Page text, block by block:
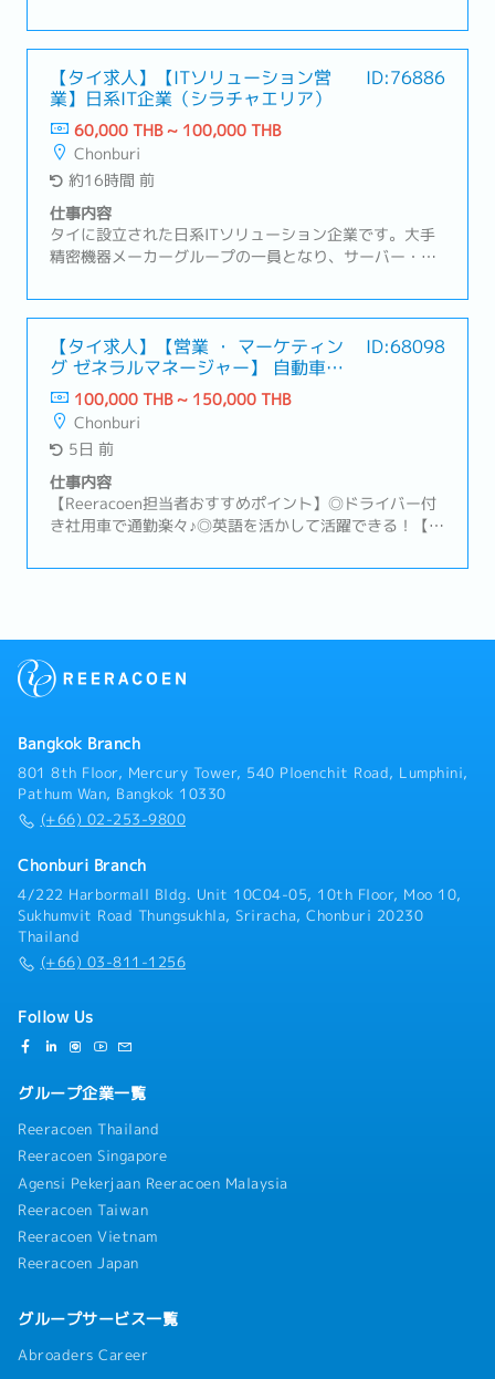
内容】・営業組織の数字管理およびチームマネジメン
ト・拡販に向けた戦略や戦術の立案・顧客訪問、リレー
ションシップの構築および維持・新規顧客の開拓および
既存顧客のフォローアップ・タイ法人の経営陣への報告
および解決に向けての議論・必要に応じた本社へのレポ
ート作成
【タイ求人】【ITソリューション営
業】日系IT企業（シラチャエリア）
ID:76886
60,000 THB ~ 100,000 THB
Chonburi
約16時間 前
仕事内容
タイに設立された日系ITソリューション企業です。大手
精密機器メーカーグループの一員となり、サーバー・
トワーク・セキュリティ構築、生産管理・会計・経理・
給与システムなどの業務システム、ERP、IoT、スマート
ファクトリーの導入・運用、さらには保守・メンテナン
スまでワンストップで提供しています。製造業を中心と
した企業のDX推進を支援し、幅広いITソリューションを
通じてお客様の業務効率化や生産性向上に貢献していま
す。今回は、さらなる事業拡大に伴い、営業職として活
躍いただける方を募集しています。【仕事内容】・既存
顧客のシステムサポートや新規顧客へのサービス導入提
案・業務改善やシステム化改善のパッケージ提案・顧客
の抱える問題やご要望をヒアリング、最適な解決策の提
ンスを考えた提案【その他】・入社時の役職は担当者も
ど） 訪問時はドライバー付き社用車を利用いただきま
す。
【タイ求人】【営業 ・ マーケティン
グ ゼネラルマネージャー】 自動車部
品メーカー (ドライバー付き社用車貸
与 / タイと日系のJV企業)
ID:68098
100,000 THB ~ 150,000 THB
Chonburi
5日 前
仕事内容
【Reeracoen担当者おすすめポイント】◎ドライバー付
き社用車で通勤楽々♪◎英語を活かして活躍できる！【会
たしました。組織は事業部門、製造部門、管理部門の3
るセールス＆マーケティングを募集いたします。現在の
自動車メーカー、自動車部品メーカー）との関係維持
方からのご応募お待ちしております。【仕事内容】1) 国
内と海外で製品を販売するための戦略立案2) 経営陣と一
緒に製品の価格設定3) 営業組織のマネージメント4) タイ
国内と海外(東南アジア)地域のマネージメント5) 新規顧
関連業務
Bangkok Branch
801 8th Floor, Mercury Tower, 540 Ploenchit Road, Lumphini,
Pathum Wan, Bangkok 10330
(+66) 02-253-9800
Chonburi Branch
4/222 Harbormall Bldg. Unit 10C04-05, 10th Floor, Moo 10,
Sukhumvit Road Thungsukhla, Sriracha, Chonburi 20230
Thailand
(+66) 03-811-1256
Follow Us
グループ企業一覧
Reeracoen Thailand
Reeracoen Singapore
Agensi Pekerjaan Reeracoen Malaysia
Reeracoen Taiwan
Reeracoen Vietnam
Reeracoen Japan
グループサービス一覧
Abroaders Career